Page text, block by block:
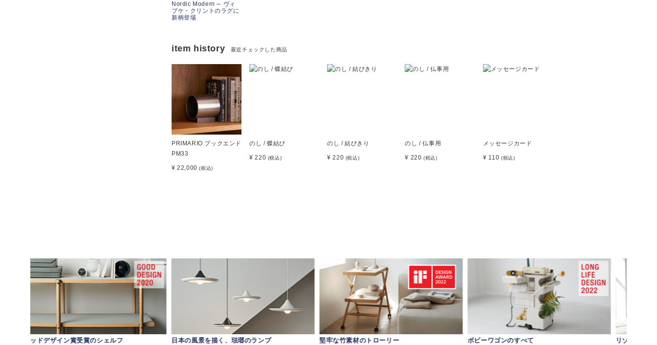
Nordic Modern ─ ヴィ
ブケ・クリントのラグに
新柄登場
item history 最近チェックした商品
PRIMARIO ブックエンド
PM33
¥ 22,000(税込)
のし / 蝶結び
¥ 220 (税込)
のし / 結びきり
¥ 220 (税込)
のし / 仏事用
¥ 220(税込)
メッセージカード
¥ 110(税込)
グッドデザイン賞受賞のシェルフ 日本の風景を描く、琺瑯のランプ 堅牢な竹素材のトローリー ボビーワゴンのすべて リゾートチ